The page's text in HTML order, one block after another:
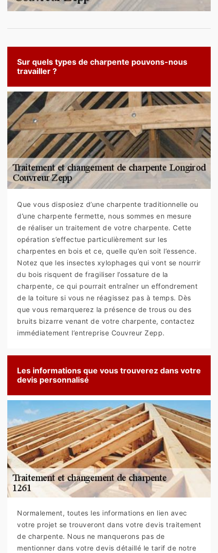
Sur quels types de charpente pouvons-nous
travailler ?
Que vous disposiez d’une charpente traditionnelle ou
d’une charpente fermette, nous sommes en mesure
de réaliser un traitement de votre charpente. Cette
opération s’effectue particulièrement sur les
charpentes en bois et ce, quelle qu’en soit l’essence.
Notez que les insectes xylophages qui vont se nourrir
du bois risquent de fragiliser l’ossature de la
charpente, ce qui pourrait entraîner un effondrement
de la toiture si vous ne réagissez pas à temps. Dès
que vous remarquerez la présence de trous ou des
bruits bizarre venant de votre charpente, contactez
immédiatement l’entreprise Couvreur Zepp.
Les informations que vous trouverez dans votre
devis personnalisé
Normalement, toutes les informations en lien avec
votre projet se trouveront dans votre devis traitement
de charpente. Nous ne manquerons pas de
mentionner dans votre devis détaillé le tarif de notre